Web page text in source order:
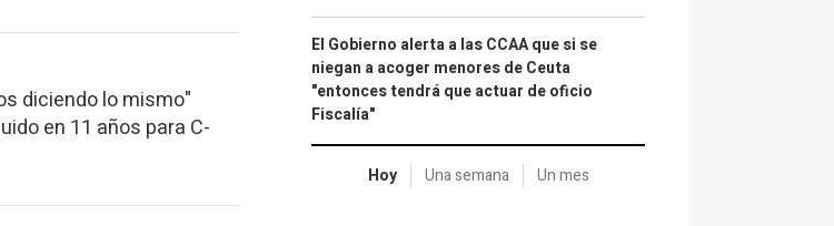
diciendo lo mismo"
en 11 años para C-
El Gobierno alerta a las CCAA que si se
niegan a acoger menores de Ceuta
"entonces tendrá que actuar de oficio
Fiscalía"
Hoy Una semana Un mes